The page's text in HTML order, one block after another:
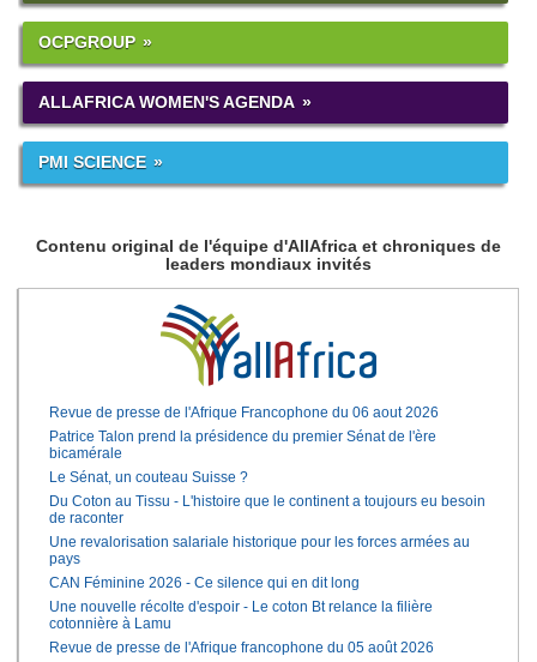
OCPGROUP
ALLAFRICA WOMEN'S AGENDA
PMI SCIENCE
Contenu original de l'équipe d'AllAfrica et chroniques de
leaders mondiaux invités
Revue de presse de l'Afrique Francophone du 06 aout 2026
Patrice Talon prend la présidence du premier Sénat de l'ère
bicamérale
Le Sénat, un couteau Suisse ?
Du Coton au Tissu - L'histoire que le continent a toujours eu besoin
de raconter
Une revalorisation salariale historique pour les forces armées au
pays
CAN Féminine 2026 - Ce silence qui en dit long
Une nouvelle récolte d'espoir - Le coton Bt relance la filière
cotonnière à Lamu
Revue de presse de l'Afrique francophone du 05 août 2026